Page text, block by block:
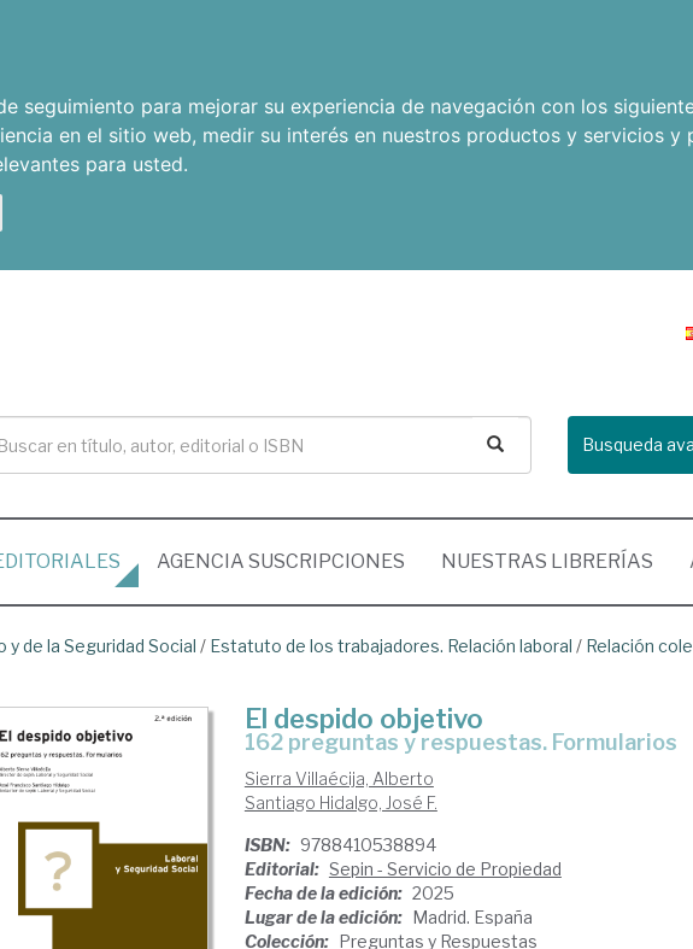
seguimiento para mejorar su experiencia de navegación con los
en el sitio web, medir su interés en nuestros productos y servicios y
para usted.
Busqueda
AGENCIA SUSCRIPCIONES NUESTRAS LIBRERÍAS
de la Seguridad Social / Estatuto de los trabajadores. Relación laboral / Relación
El despido objetivo
162 preguntas y respuestas. Formularios
Sierra Villaécija, Alberto
Santiago Hidalgo, José F.
ISBN: 9788410538894
Editorial: Sepin - Servicio de Propiedad
Fecha de la edición: 2025
Lugar de la edición: Madrid. España
Colección: Preguntas y Respuestas